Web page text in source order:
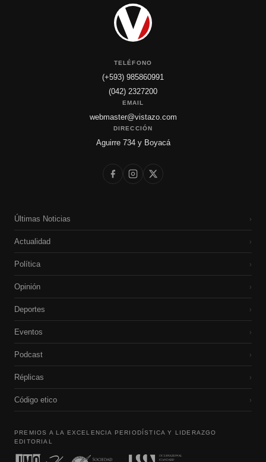
TELÉFONO
(+593) 985860991
(042) 2327200
EMAIL
webmaster@vistazo.com
DIRECCIÓN
Aguirre 734 y Boyacá
Últimas Noticias ›
Actualidad ›
Política ›
Opinión ›
Deportes ›
Eventos ›
Podcast ›
Réplicas ›
Código etico ›
PREMIOS A LA EXCELENCIA PERIODÍSTICA Y LIDERAZGO
EDITORIAL